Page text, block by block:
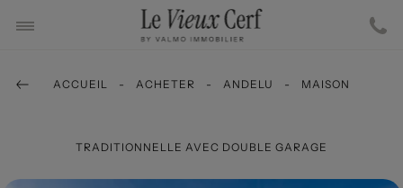
ACCUEIL ACHETER ANDELU MAISON
TRADITIONNELLE AVEC DOUBLE GARAGE